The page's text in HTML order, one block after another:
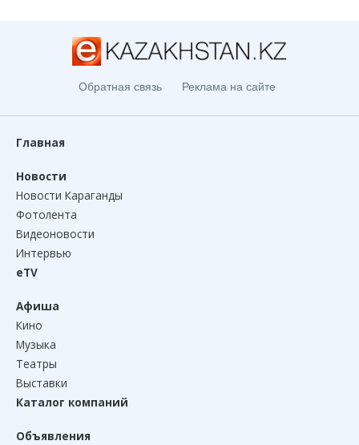
Обратная связь Реклама на сайте
Главная
Новости
Новости Караганды
Фотолента
Видеоновости
Интервью
eTV
Афиша
Кино
Музыка
Театры
Выставки
Каталог компаний
Объявления